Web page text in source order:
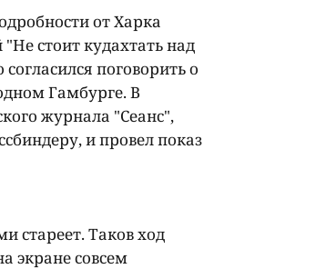
от Харка
стоит кудахтать над
поговорить о
Гамбурге. В
журнала "Сеанс",
и провел показ
стареет. Таков ход
экране совсем